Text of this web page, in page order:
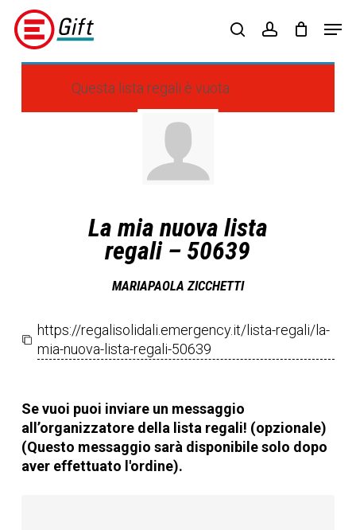
Skip
main
content
searchaccount
Questa lista regali è vuota.
La mia nuova lista
regali – 50639
MARIAPAOLA ZICCHETTI
https://regalisolidali.emergency.it/lista-regali/la-
mia-nuova-lista-regali-50639
Se vuoi puoi inviare un messaggio
all’organizzatore della lista regali! (opzionale)
(Questo messaggio sarà disponibile solo dopo
aver effettuato l'ordine).